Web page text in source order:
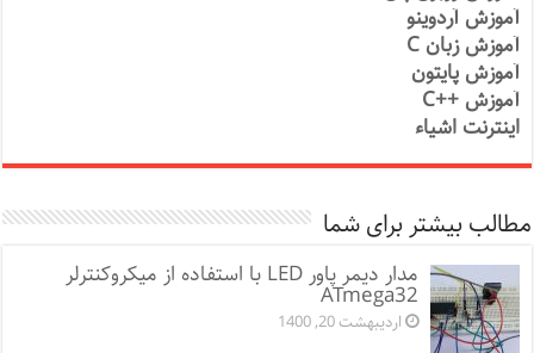
آموزش آردوینو
آموزش زبان C
آموزش پایتون
آموزش ++C
اینترنت اشیاء
مطالب بیشتر برای شما
مدار دیمر پاور LED با استفاده از میکروکنترلر
ATmega32
اردیبهشت 20, 1400